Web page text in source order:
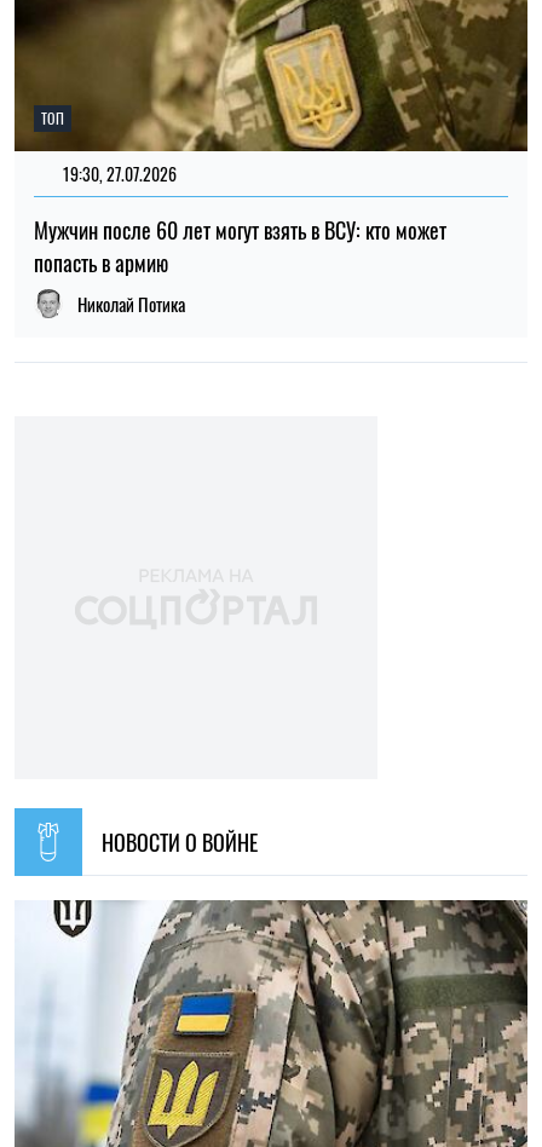
ТОП
19:30, 27.07.2026
Мужчин после 60 лет могут взять в ВСУ: кто может
попасть в армию
Николай Потика
НОВОСТИ О ВОЙНЕ